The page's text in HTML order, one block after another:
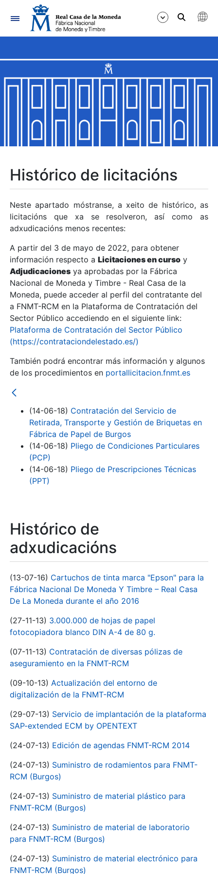
Navegación
Mostrar/Ocultar
Mostrar/Ocultar
Mostrar/Ocultar
Mostrar/Ocultar
Mostrar/Ocultar
Mostrar/Ocultar
Histórico de licitacións
Neste apartado móstranse, a xeito de histórico, as
licitacións que xa se resolveron, así como as
adxudicacións menos recentes:
A partir del 3 de mayo de 2022, para obtener
información respecto a Licitaciones en curso y
Adjudicaciones ya aprobadas por la Fábrica
Nacional de Moneda y Timbre - Real Casa de la
Moneda, puede acceder al perfil del contratante del
a FNMT-RCM en la Plataforma de Contratación del
Sector Público accediendo en el siguiente link:
Plataforma de Contratación del Sector Público
(https://contrataciondelestado.es/)
También podrá encontrar más información y algunos
de los procedimientos en portallicitacion.fnmt.es
(14-06-18) Contratación del Servicio de
Retirada, Transporte y Gestión de Briquetas en
Fábrica de Papel de Burgos
(14-06-18) Pliego de Condiciones Particulares
(PCP)
(14-06-18) Pliego de Prescripciones Técnicas
(PPT)
Histórico de
adxudicacións
(13-07-16) Cartuchos de tinta marca "Epson" para la
Fábrica Nacional De Moneda Y Timbre – Real Casa
De La Moneda durante el año 2016
(27-11-13) 3.000.000 de hojas de papel
fotocopiadora blanco DIN A-4 de 80 g.
(07-11-13) Contratación de diversas pólizas de
aseguramiento en la FNMT-RCM
(09-10-13) Actualización del entorno de
digitalización de la FNMT-RCM
(29-07-13) Servicio de implantación de la plataforma
SAP-extended ECM by OPENTEXT
(24-07-13) Edición de agendas FNMT-RCM 2014
(24-07-13) Suministro de rodamientos para FNMT-
RCM (Burgos)
(24-07-13) Suministro de material plástico para
FNMT-RCM (Burgos)
(24-07-13) Suministro de material de laboratorio
para FNMT-RCM (Burgos)
(24-07-13) Suministro de material electrónico para
FNMT-RCM (Burgos)